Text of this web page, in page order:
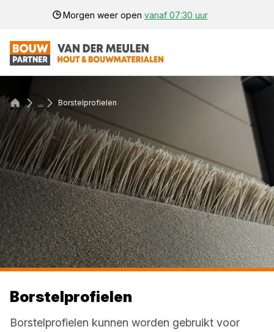
Morgen weer open vanaf 07:30 uur
... Borstelprofielen
Borstelprofielen
Borstelprofielen kunnen worden gebruikt voor